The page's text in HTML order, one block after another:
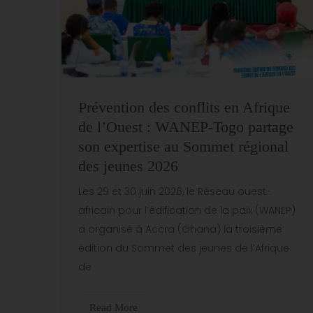
Prévention des conflits en Afrique
de l’Ouest : WANEP-Togo partage
son expertise au Sommet régional
des jeunes 2026
Les 29 et 30 juin 2026, le Réseau ouest-
africain pour l’édification de la paix (WANEP)
a organisé à Accra (Ghana) la troisième
édition du Sommet des jeunes de l’Afrique
de
Read More